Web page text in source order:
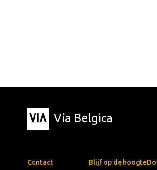
Via Belgica
Contact
Blijf op de hoogte